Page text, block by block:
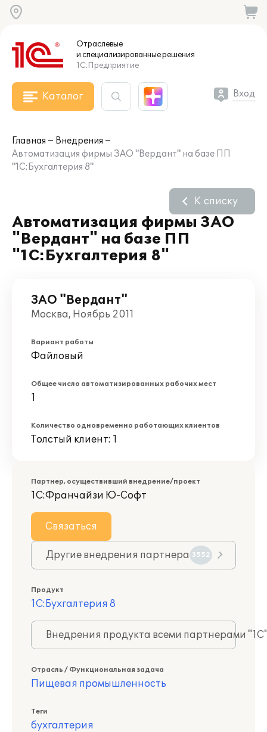
Отраслевые
и специализированныерешения
1С:Предприятие
Каталог Вход
Главная
Внедрения
Автоматизация фирмы ЗАО "Вердант" на базе ПП
"1С:Бухгалтерия 8"
Автоматизация фирмы ЗАО
"Вердант" на базе ПП
"1С:Бухгалтерия 8"
К списку
ЗАО "Вердант"
Москва, Ноябрь 2011
Вариант работы
Файловый
Общее число автоматизированных рабочих мест
1
Количество одновременно работающих клиентов
Толстый клиент: 1
Партнер, осуществивший внедрение/проект
1С:Франчайзи Ю-Софт
Связаться
Другие внедрения партнера 3552
Продукт
1С:Бухгалтерия 8
Внедрения продукта всеми партнерами
Отрасль / Функциональная задача
Пищевая промышленность
Теги
бухгалтерия